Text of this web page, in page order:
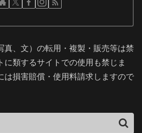
、文）の転用・複製・販売等は禁
に類するサイトでの使用も禁じま
は損害賠償・使用料請求しますので